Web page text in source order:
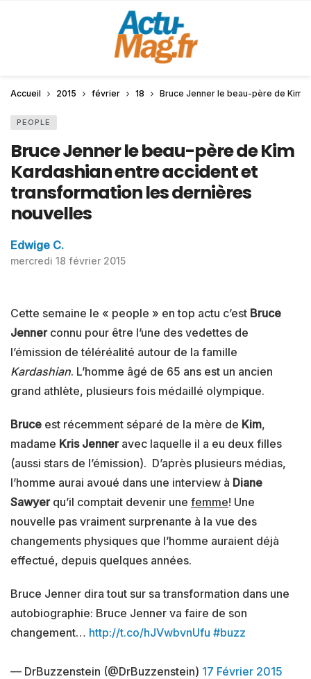
Accueil 2015 février 18 Bruce Jenner le beau-père de Kim
PEOPLE
Bruce Jenner le beau-père de Kim
Kardashian entre accident et
transformation les dernières
nouvelles
Edwige C.
mercredi 18 février 2015
Cette semaine le « people » en top actu c’est Bruce
Jennerconnu pour être l’une des vedettes de
l’émission de téléréalité autour de la famille
Kardashian. L’homme âgé de 65 ans est un ancien
grand athlète, plusieurs fois médaillé olympique.
Bruce est récemment séparé de la mère de Kim,
madame Kris Jenneravec laquelle il a eu deux filles
(aussi stars de l’émission). D’après plusieurs médias,
l’homme aurai avoué dans une interview à Diane
Sawyerqu’il comptait devenir une femme! Une
nouvelle pas vraiment surprenante à la vue des
changements physiques que l’homme auraient déjà
effectué, depuis quelques années.
Bruce Jenner dira tout sur sa transformation dans une
autobiographie: Bruce Jenner va faire de son
changement… http://t.co/hJVwbvnUfu #buzz
— DrBuzzenstein (@DrBuzzenstein) 17 Février 2015